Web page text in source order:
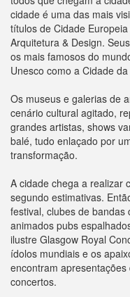
cidade é uma das mais
títulos de Cidade
Arquitetura & Design.
os mais famosos do
Unesco como a Cidade
Os museus e galerias de
cenário cultural agitado,
grandes artistas, shows
balé, tudo enlaçado por
transformação.
A cidade chega a realizar
segundo estimativas.
festival, clubes de
animados pubs
ilustre Glasgow Royal
ídolos mundiais e os
encontram
concertos.